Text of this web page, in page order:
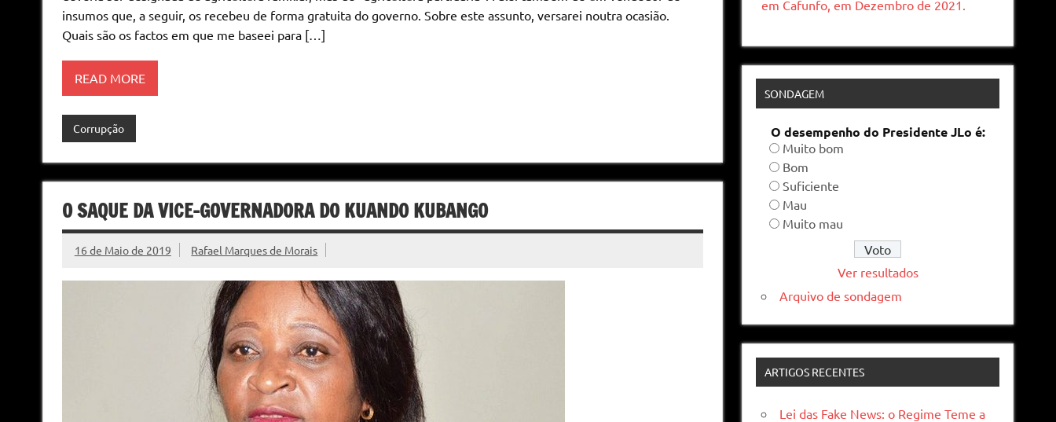
insumos que, a seguir, os recebeu de forma gratuita do governo. Sobre este assunto, versarei noutra ocasião.
Quais são os factos em que me baseei para […]
READ MORE
Corrupção
O SAQUE DA VICE-GOVERNADORA DO KUANDO KUBANGO
16 de Maio de 2019 Rafael Marques de Morais
em Cafunfo, em Dezembro de 2021.
SONDAGEM
O desempenho do Presidente JLo é:
Muito bom
Bom
Suficiente
Mau
Muito mau
Ver resultados
Arquivo de sondagem
ARTIGOS RECENTES
Lei das Fake News: o Regime Teme a